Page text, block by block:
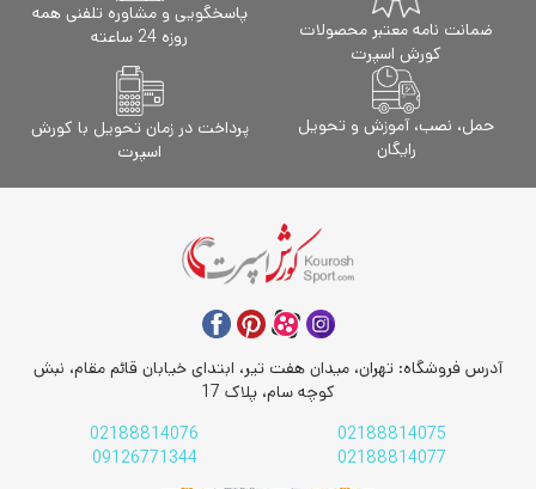
ضمانت نامه معتبر محصولات
کورش اسپرت
پاسخگویی و مشاوره تلفنی همه
روزه 24 ساعته
حمل، نصب، آموزش و تحویل
رایگان
پرداخت در زمان تحویل با کورش
اسپرت
آدرس فروشگاه: تهران، میدان هفت تیر، ابتدای خیابان قائم مقام، نبش
کوچه سام، پلاک 17
02188814075
02188814076
02188814077
09126771344